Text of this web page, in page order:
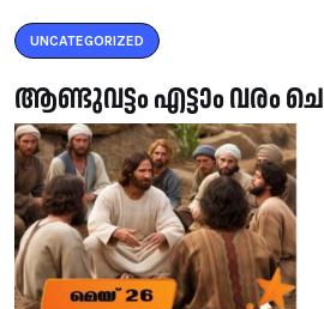
UNCATEGORIZED
ആണ്ടുവട്ടം എട്ടാം വരം